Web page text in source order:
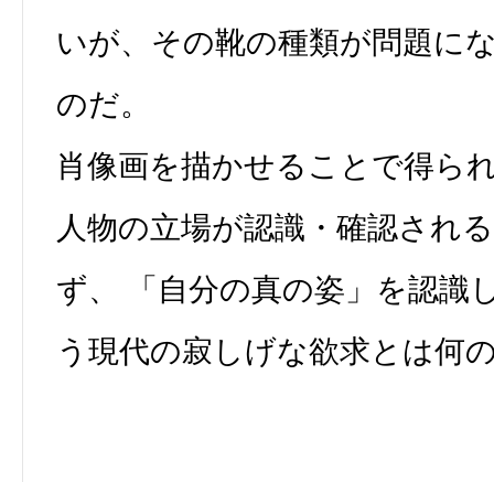
いが、その靴の種類が問題に
のだ。
肖像画を描かせることで得ら
人物の立場が認識・確認され
ず、 「自分の真の姿」を認識
う現代の寂しげな欲求とは何